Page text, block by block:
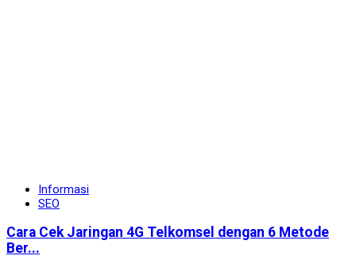
Informasi
SEO
Cara Cek Jaringan 4G Telkomsel dengan 6 Metode
Ber...